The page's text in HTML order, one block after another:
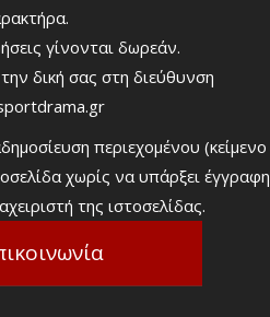
γίνονται δωρεάν.
την δική σας στη διεύθυνση
περιεχομένου (κείμενο
χωρίς να υπάρξει έγγραφη
της ιστοσελίδας.